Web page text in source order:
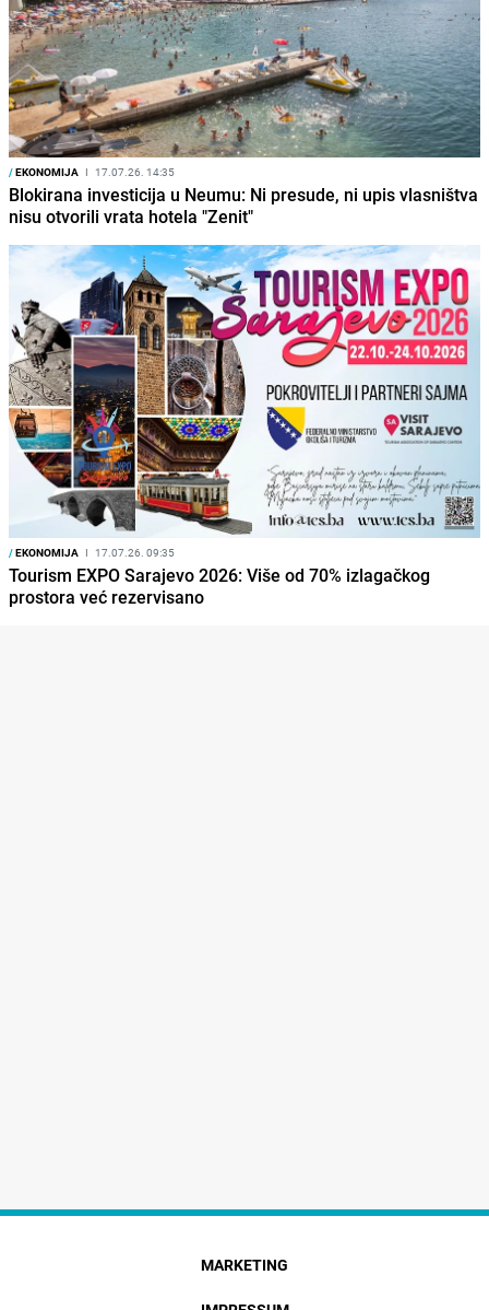
/EKONOMIJA I 17.07.26. 14:35
Blokirana investicija u Neumu: Ni presude, ni upis vlasništva
nisu otvorili vrata hotela "Zenit"
/EKONOMIJA I 17.07.26. 09:35
Tourism EXPO Sarajevo 2026: Više od 70% izlagačkog
prostora već rezervisano
MARKETING